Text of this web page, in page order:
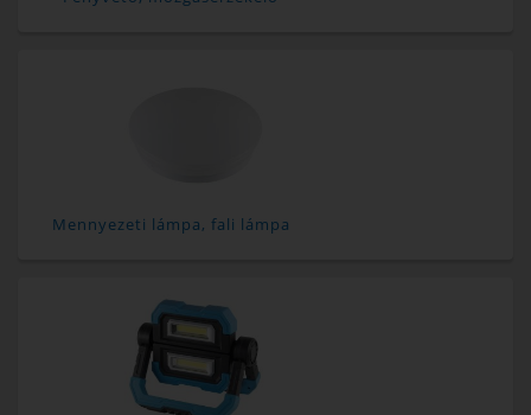
Mennyezeti lámpa, fali lámpa